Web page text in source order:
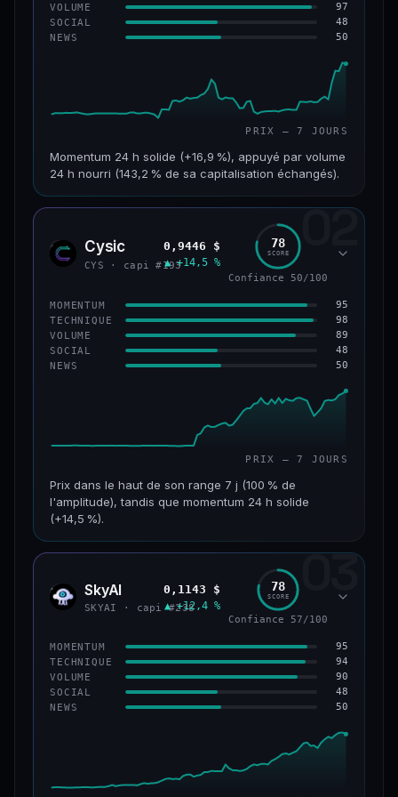
VOLUME 97
SOCIAL 48
NEWS 50
PRIX — 7 JOURS
Momentum 24 h solide (+16,9 %), appuyé par volume
24 h nourri (143,2 % de sa capitalisation échangés).
CAP. MARCHÉ VOLUME 24 H
VAR. 7 J VAR. 30 J
−10,2 %
VS ATH
−42,1 %
CONFIANCE 43/100
02
CYS Cysic
CYS · capi #193
0,9446 $
▲ +14,5 %
78
SCORE
Confiance 50/100
MOMENTUM 95
TECHNIQUE 98
VOLUME 89
SOCIAL 48
NEWS 50
PRIX — 7 JOURS
Prix dans le haut de son range 7 j (100 % de
l'amplitude), tandis que momentum 24 h solide
(+14,5 %).
CAP. MARCHÉ VOLUME 24 H
VAR. 7 J VAR. 30 J
+211,4 %
VS ATH
−3,2 % #193
CONFIANCE 50/100
03
SKYA SkyAI
SKYAI · capi #238
0,1143 $
▲ +12,4 %
78
SCORE
Confiance 57/100
MOMENTUM 95
TECHNIQUE 94
VOLUME 90
SOCIAL 48
NEWS 50